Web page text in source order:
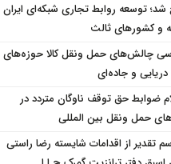
توسعه روابط تجاری شبکه‌ای ایران
و کشورهای ثالث
چالش‌های حمل ونقل کالا حوزه‌های
دریایی و جاده‌ای
ضوابط حق توقف ناوگان متردد در
حمل ونقل بين المللى
تقدیر از اقدامات شایسته رضا راستی